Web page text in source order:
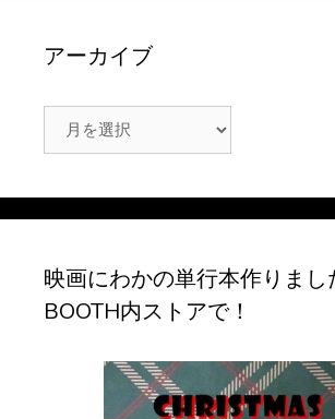
アーカイブ
ー
映画にわかの単行本作りまし
BOOTH内ストアで！